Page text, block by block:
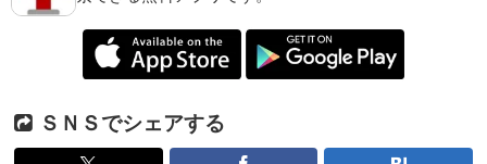
ＳＮＳでシェアする